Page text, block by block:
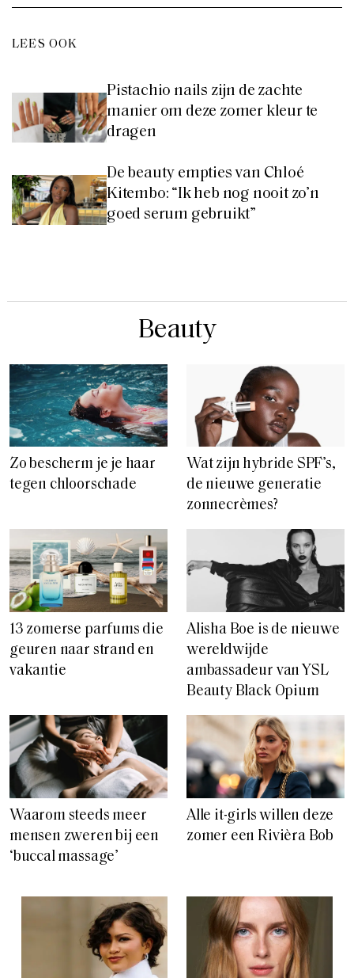
LEES OOK
Pistachio nails zijn de zachte
manier om deze zomer kleur te
dragen
De beauty empties van Chloé
Kitembo: “Ik heb nog nooit zo’n
goed serum gebruikt”
Beauty
Zo bescherm je je haar
tegen chloorschade
Wat zijn hybride SPF’s,
de nieuwe generatie
zonnecrèmes?
13 zomerse parfums die
geuren naar strand en
vakantie
Alisha Boe is de nieuwe
wereldwijde
ambassadeur van YSL
Beauty Black Opium
Waarom steeds meer
mensen zweren bij een
‘buccal massage’
Alle it-girls willen deze
zomer een Rivièra Bob